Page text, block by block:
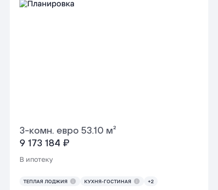
3-комн. евро 53.10 м²
9 173 184 ₽
В ипотеку
ТЕПЛАЯ ЛОДЖИЯ КУХНЯ-ГОСТИНАЯ +2